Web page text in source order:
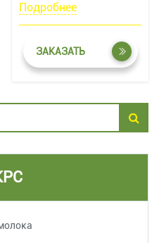
Подробнее
ЗАКАЗАТЬ